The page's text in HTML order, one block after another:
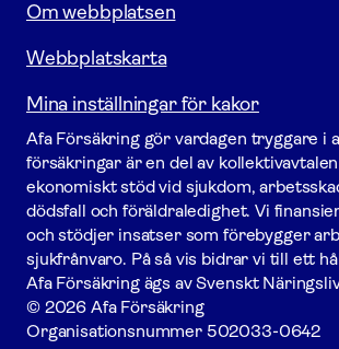
Om webbplatsen
Webbplatskarta
Mina inställningar för kakor
Afa För­säkring gör vardagen tryggare i
försäk­ringar är en del av
ekonomiskt stöd vid sjukdom,
dödsfall och föräldraledighet. Vi
och stödjer insatser som förebygger
sjukfrånvaro. På så vis bidrar vi till ett
Afa För­säkring ägs av Svenskt
© 2026 Afa Försäkring
Organisationsnummer 502033-0642